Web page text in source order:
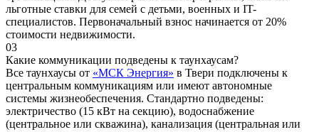
льготные ставки для семей с детьми, военных и IT-
специалистов. Первоначальный взнос начинается от 20%
стоимости недвижимости.
03
Какие коммуникации подведены к таунхаусам?
Все таунхаусы от «МСК Энергия» в Твери подключены к
центральным коммуникациям или имеют автономные
системы жизнеобеспечения. Стандартно подведены:
электричество (15 кВт на секцию), водоснабжение
(центральное или скважина), канализация (центральная или